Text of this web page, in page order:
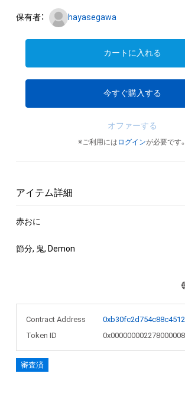
保有者： hayasegawa
カートに入れる
今すぐ購入する
オファーする
※ご利用には ログインが必要です。
アイテム詳細
赤おに
節分, 鬼, Demon
Contract Address
Token ID
審査済